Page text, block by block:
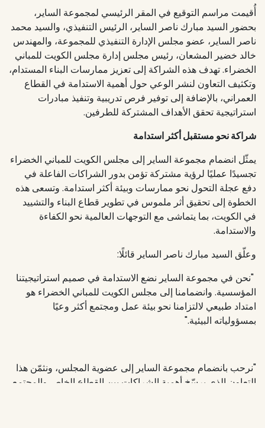
أُقيمت مراسم التوقيع في المقر الرئيسي لمجموعة الساير،
بحضور السيد مبارك ناصر الساير، الرئيس التنفيذي، والسيد محمد
ناصر الساير، عضو مجلس الإدارة التنفيذي للمجموعة، والمهندس
خالد خضير المشعان، رئيس مجلس إدارة مجلس الكويت للمباني
الخضراء. تهدف هذه الشراكة إلى تعزيز ممارسات البناء المستدام،
وتكثيف التعاون لنشر الوعي حول أهمية الاستدامة في القطاع
العمراني، بالإضافة إلى توفير فرص تدريبية وتنفيذ مبادرات
استراتيجية تحقق الأهداف المشتركة للطرفين.
شراكة نحو مستقبل أكثر استدامة
يمثّل انضمام مجموعة الساير إلى مجلس الكويت للمباني الخضراء
تجسيدًا عمليًا لرؤية مشتركة تؤمن بدور الشراكات الفاعلة في
دفع عجلة التحول نحو ممارسات وبيئة أكثر استدامة. وتسعى هذه
الخطوة إلى تحقيق أثر ملموس في تطوير قطاع البناء والتشييد
في الكويت، بما يتماشى مع التوجهات العالمية نحو الكفاءة
والاستدامة.
وعلّق السيد مبارك ناصر الساير قائلًا:
"نحن في مجموعة الساير نضع الاستدامة في صميم استراتيجيتنا
المؤسسية. وانضمامنا إلى مجلس الكويت للمباني الخضراء هو
امتداد طبيعي لالتزامنا نحو بيئة عمل ومجتمع أكثر وعيًا
بمسؤولياته البيئية."
"نرحب بانضمام مجموعة الساير إلى عضوية المجلس، ونثمّن هذا
التعاون الذي يرسّخ أهمية الشراكات بين القطاع الخاص والمجتمع